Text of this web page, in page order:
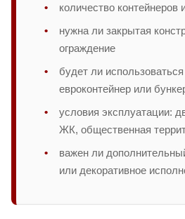
количество контейнеров
нужна ли закрытая
ограждение
будет ли
евроконтейнер или
условия эксплуатации:
ЖК, общественная
важен ли
или декоративное